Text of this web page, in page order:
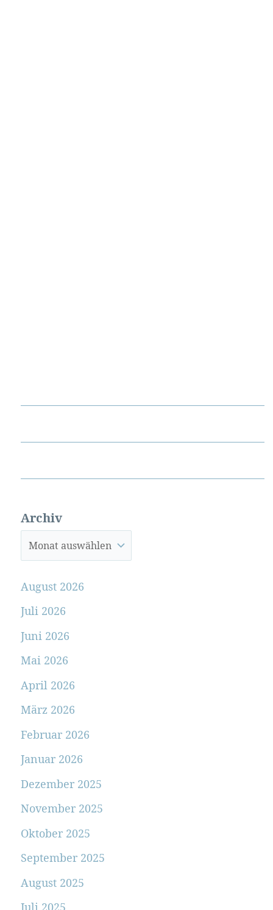
Archiv
August 2026
Juli 2026
Juni 2026
Mai 2026
April 2026
März 2026
Februar 2026
Januar 2026
Dezember 2025
November 2025
Oktober 2025
September 2025
August 2025
Juli 2025